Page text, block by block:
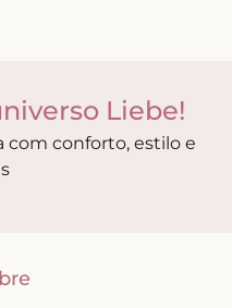
Liebe!
com conforto, estilo e